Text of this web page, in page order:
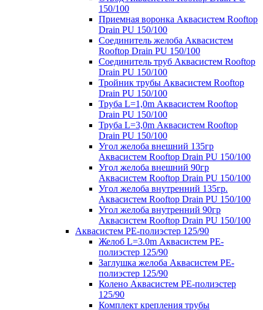
150/100
Приемная воронка Аквасистем Rooftop
Drain PU 150/100
Соединитель желоба Аквасистем
Rooftop Drain PU 150/100
Соединитель труб Аквасистем Rooftop
Drain PU 150/100
Тройник трубы Аквасистем Rooftop
Drain PU 150/100
Труба L=1,0m Аквасистем Rooftop
Drain PU 150/100
Труба L=3,0m Аквасистем Rooftop
Drain PU 150/100
Угол желоба внешний 135гр
Аквасистем Rooftop Drain PU 150/100
Угол желоба внешний 90гр
Аквасистем Rooftop Drain PU 150/100
Угол желоба внутренний 135гр.
Аквасистем Rooftop Drain PU 150/100
Угол желоба внутренний 90гр
Аквасистем Rooftop Drain PU 150/100
Аквасистем PE-полиэстер 125/90
Желоб L=3.0m Аквасистем PE-
полиэстер 125/90
Заглушка желоба Аквасистем PE-
полиэстер 125/90
Колено Аквасистем PE-полиэстер
125/90
Комплект крепления трубы